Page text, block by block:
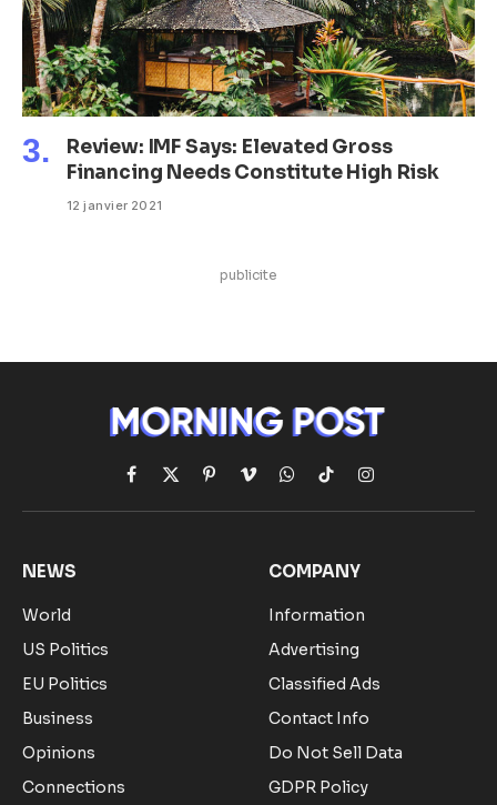
Review: IMF Says: Elevated Gross
Financing Needs Constitute High Risk
12 janvier 2021
publicite
Facebook
X
(Twitter)
Pinterest
VimeoWhatsApp
TikTokInstagram
NEWS
World
US Politics
EU Politics
Business
Opinions
Connections
COMPANY
Information
Advertising
Classified Ads
Contact Info
Do Not Sell Data
GDPR Policy